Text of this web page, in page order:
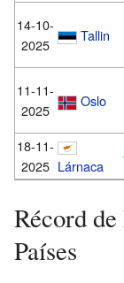
14-10-
2025
Tallin
11-11-
2025
Oslo
18-11-
2025 Lárnaca
Récord
Países